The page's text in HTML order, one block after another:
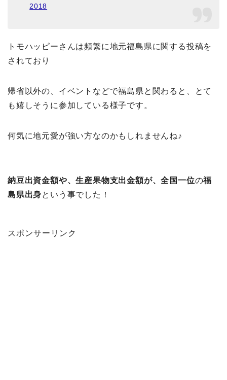
2018
トモハッピーさんは頻繁に地元福島県に関する投稿を
されており
帰省以外の、イベントなどで福島県と関わると、とて
も嬉しそうに参加している様子です。
何気に地元愛が強い方なのかもしれませんね♪
納豆出資金額や、生産果物支出金額が、全国一位の福
島県出身という事でした！
スポンサーリンク